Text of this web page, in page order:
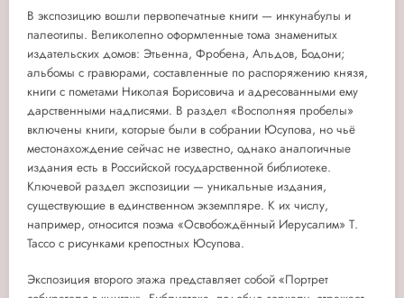
В экспозицию вошли первопечатные книги — инкунабулы и
палеотипы. Великолепно оформленные тома знаменитых
издательских домов: Этьенна, Фробена, Альдов, Бодони;
альбомы с гравюрами, составленные по распоряжению князя,
книги с пометами Николая Борисовича и адресованными ему
дарственными надписями. В раздел «Восполняя пробелы»
включены книги, которые были в собрании Юсупова, но чьё
местонахождение сейчас не известно, однако аналогичные
издания есть в Российской государственной библиотеке.
Ключевой раздел экспозиции — уникальные издания,
существующие в единственном экземпляре. К их числу,
например, относится поэма «Освобождённый Иерусалим» Т.
Тассо с рисунками крепостных Юсупова.
Экспозиция второго этажа представляет собой «Портрет